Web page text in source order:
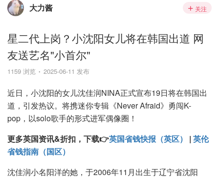
大力酱 关注
星二代上岗？小沈阳女儿将在韩国出道 网
友送艺名"小首尔"
1159 浏览 2025-06-11 发布
近日，小沈阳的女儿沈佳润NINA正式宣布19日将在韩国出
道，引发热议。将携迷你专辑《Never Afraid》勇闯K-
pop，以solo歌手的形式进军偶像圈！
更多英国资讯&折扣，下载👉英国省钱快报（英区） | 英伦
省钱指南（国区）
沈佳润小名阳洋的她，于2006年11月出生于辽宁省沈阳